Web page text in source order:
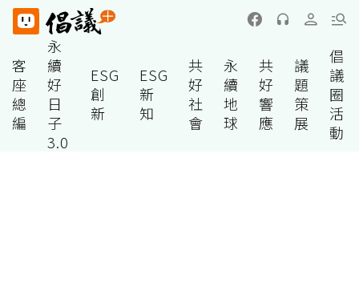
客
座
總
編
永
續
好
日
子
3.0
ESG
創
新
ESG
新
知
共
好
社
會
永
續
地
球
共
好
響
應
議
題
策
展
倡
議
圈
活
動